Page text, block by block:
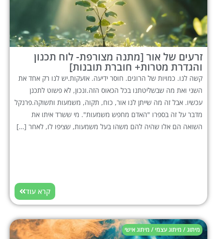
זרעים של אור [מתנה מצורפת- לוח תכנון
והגדרת מטרות+ חוברת תובנות]
קשה לנו. כמויות של הרוגים. חוסר ידיעה. אזעקות.יש לנו רק אחד את
השני ואת מה שבשליטתנו בכל הכאוס הזה.ונכון, לא פשוט לתכנן
עכשיו. אבל זה מה שייתן לנו אור, כוח, תקוה, משמעות ותשוקה.פרנקל
מדבר על זה בספרו "האדם מחפש משמעות". מי ששרד איתו את
השואה הם אלו שהיה להם משהו בעל משמעות, שציפו לו, לאחר […]
קרא עוד
מיתוג / מיתוג עצמי / מיתוג אישי